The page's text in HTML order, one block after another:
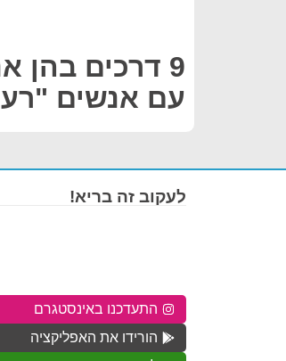
9 דרכים
עם אנשים
לעקוב זה בריא!
התעדכנו באינסטגרם
הורידו את האפליקציה